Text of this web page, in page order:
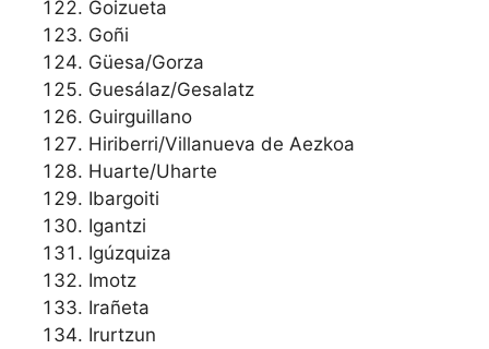
Goizueta
Goñi
Güesa/Gorza
Guesálaz/Gesalatz
Guirguillano
Hiriberri/Villanueva de Aezkoa
Huarte/Uharte
Ibargoiti
Igantzi
Igúzquiza
Imotz
Irañeta
Irurtzun